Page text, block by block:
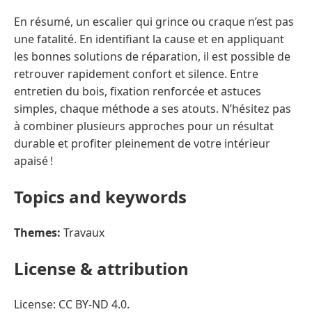
En résumé, un escalier qui grince ou craque n’est pas
une fatalité. En identifiant la cause et en appliquant
les bonnes solutions de réparation, il est possible de
retrouver rapidement confort et silence. Entre
entretien du bois, fixation renforcée et astuces
simples, chaque méthode a ses atouts. N’hésitez pas
à combiner plusieurs approches pour un résultat
durable et profiter pleinement de votre intérieur
apaisé !
Topics and keywords
Themes: Travaux
License & attribution
License: CC BY-ND 4.0.